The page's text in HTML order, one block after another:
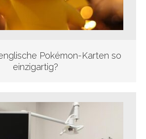
Pokémon-Karten so
einzigartig?